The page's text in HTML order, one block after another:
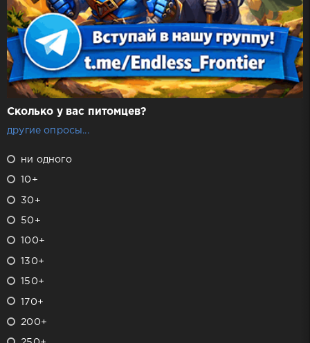
Сколько у вас питомцев?
другие опросы...
ни одного
10+
30+
50+
100+
130+
150+
170+
200+